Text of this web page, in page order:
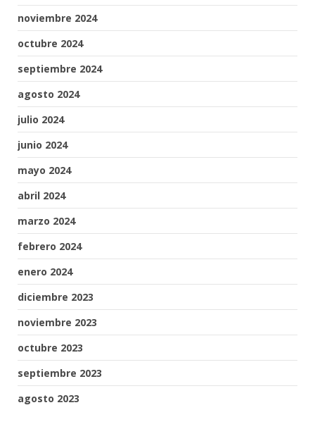
noviembre 2024
octubre 2024
septiembre 2024
agosto 2024
julio 2024
junio 2024
mayo 2024
abril 2024
marzo 2024
febrero 2024
enero 2024
diciembre 2023
noviembre 2023
octubre 2023
septiembre 2023
agosto 2023